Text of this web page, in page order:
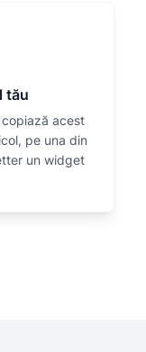
tău
acest
pe una din
un widget